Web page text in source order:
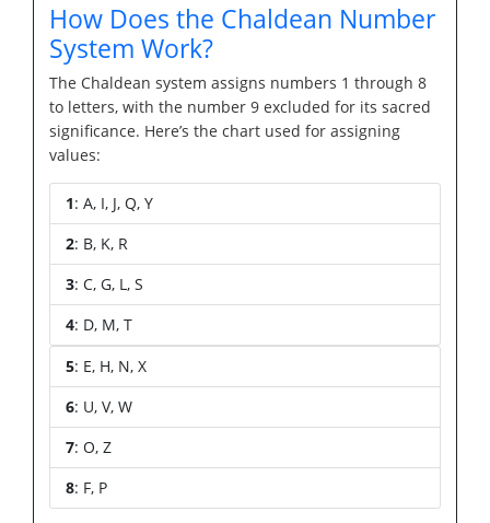
How Does the Chaldean Number
System Work?
The Chaldean system assigns numbers 1 through 8
to letters, with the number 9 excluded for its sacred
significance. Here’s the chart used for assigning
values:
1: A, I, J, Q, Y
2: B, K, R
3: C, G, L, S
4: D, M, T
5: E, H, N, X
6: U, V, W
7: O, Z
8: F, P